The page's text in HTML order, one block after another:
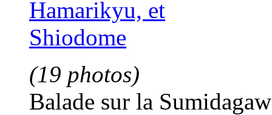
(19 photos)
Balade sur la